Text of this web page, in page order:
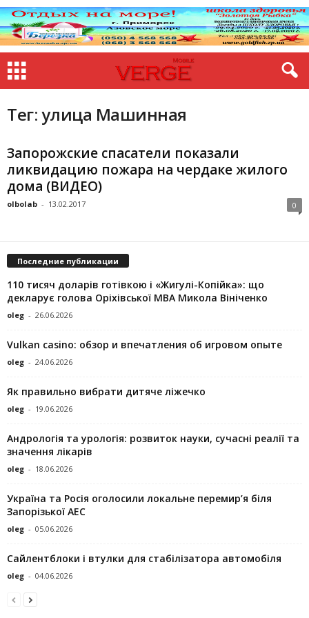
Тег: улица Машинная
Запорожские спасатели показали
ликвидацию пожара на чердаке жилого
дома (ВИДЕО)
olbolab - 13.02.2017 0
Последние публикации
110 тисяч доларів готівкою і «Жигулі-Копійка»: що
декларує голова Оріхівської МВА Микола Вініченко
oleg - 26.06.2026
Vulkan casino: обзор и впечатления об игровом опыте
oleg - 24.06.2026
Як правильно вибрати дитяче ліжечко
oleg - 19.06.2026
Андрологія та урологія: розвиток науки, сучасні реалії та
значення лікарів
oleg - 18.06.2026
Україна та Росія оголосили локальне перемир’я біля
Запорізької АЕС
oleg - 05.06.2026
Сайлентблоки і втулки для стабілізатора автомобіля
oleg - 04.06.2026